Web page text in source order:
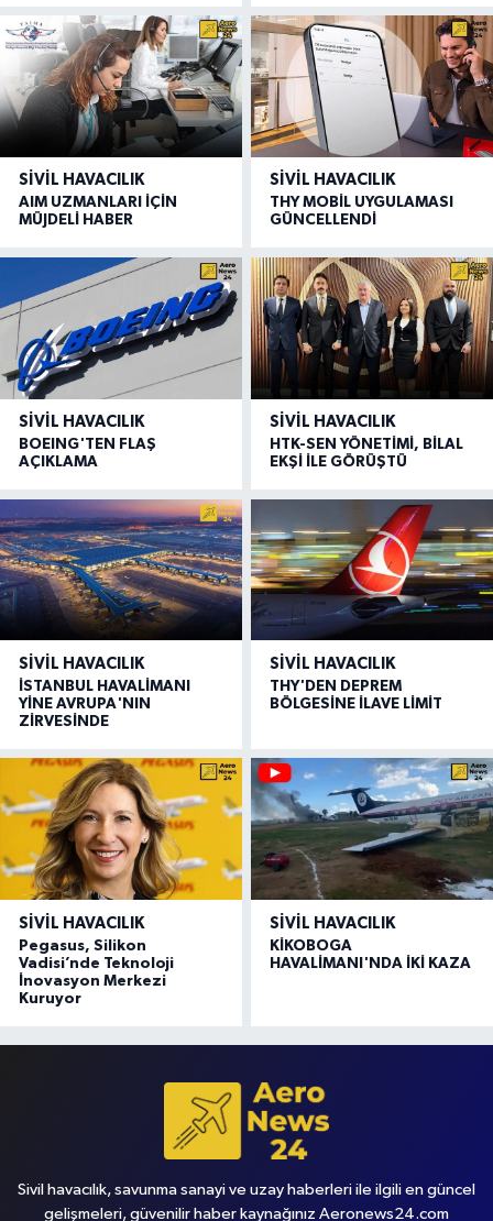
SIVIL HAVACILIK
AIM UZMANLARI İÇİN
MÜJDELİ HABER
SIVIL HAVACILIK
THY MOBİL UYGULAMASI
GÜNCELLENDİ
SIVIL HAVACILIK
BOEING'TEN FLAŞ
AÇIKLAMA
SIVIL HAVACILIK
HTK-SEN YÖNETİMİ, BİLAL
EKŞİ İLE GÖRÜŞTÜ
SIVIL HAVACILIK
İSTANBUL HAVALİMANI
YİNE AVRUPA'NIN
ZİRVESİNDE
SIVIL HAVACILIK
THY'DEN DEPREM
BÖLGESİNE İLAVE LİMİT
SIVIL HAVACILIK
Pegasus, Silikon
Vadisi’nde Teknoloji
İnovasyon Merkezi
Kuruyor
SIVIL HAVACILIK
KİKOBOGA
HAVALİMANI'NDA İKİ KAZA
Sivil havacılık, savunma sanayi ve uzay haberleri ile ilgili en güncel
gelişmeleri, güvenilir haber kaynağınız Aeronews24.com